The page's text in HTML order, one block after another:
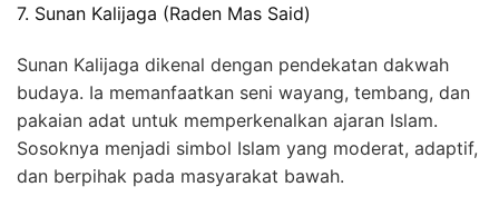
7. Sunan Kalijaga (Raden Mas Said)
Sunan Kalijaga dikenal dengan pendekatan dakwah
budaya. Ia memanfaatkan seni wayang, tembang, dan
pakaian adat untuk memperkenalkan ajaran Islam.
Sosoknya menjadi simbol Islam yang moderat, adaptif,
dan berpihak pada masyarakat bawah.